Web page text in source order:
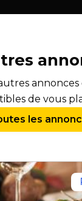
annonces
de vous
les